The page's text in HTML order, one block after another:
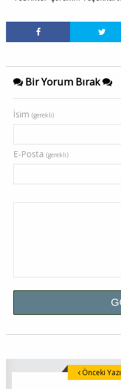
Bir Yorum Bırak
İsim (gerekli)
E-Posta (gerekli)
Önceki Yazı